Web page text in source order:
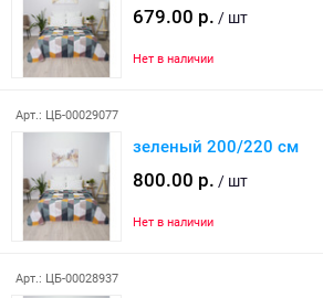
679.00 р. / шт
Нет в наличии
Арт.: ЦБ-00029077
зеленый 200/220 см
800.00 р. / шт
Нет в наличии
Арт.: ЦБ-00028937